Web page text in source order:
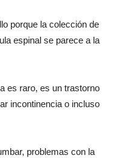
porque la colección de
espinal se parece a la
es raro, es un trastorno
incontinencia o incluso
problemas con la